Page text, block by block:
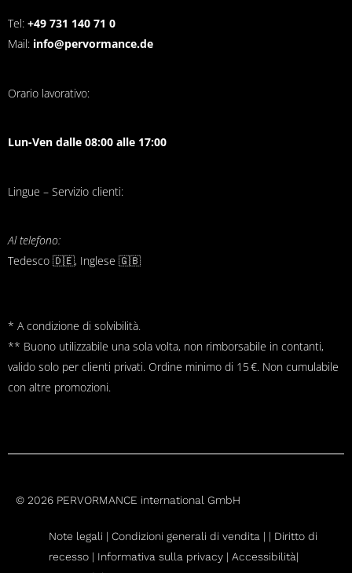
Tel: +49 731 140 71 0
Mail: info@pervormance.de
Orario lavorativo:
Lun-Ven dalle 08:00 alle 17:00
Lingue – Servizio clienti:
Al telefono:
Tedesco 🇩🇪, Inglese 🇬🇧
* A condizione di solvibilità.
** Buono utilizzabile una sola volta, non rimborsabile in contanti,
valido solo per clienti privati. Ordine minimo di 15 €. Non cumulabile
con altre promozioni.
© 2026 PERVORMANCE international GmbH
Note legali | Condizioni generali di vendita | | Diritto di
recesso | Informativa sulla privacy | Accessibilità|